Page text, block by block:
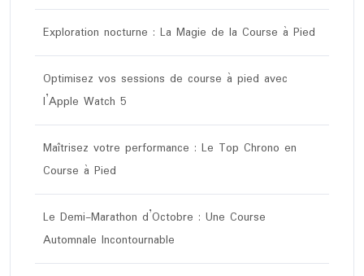
Exploration nocturne : La Magie de la Course à Pied
Optimisez vos sessions de course à pied avec
l’Apple Watch 5
Maîtrisez votre performance : Le Top Chrono en
Course à Pied
Le Demi-Marathon d’Octobre : Une Course
Automnale Incontournable